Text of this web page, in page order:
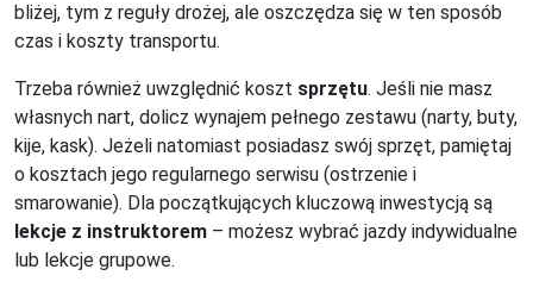
bliżej, tym z reguły drożej, ale oszczędza się w ten sposób
czas i koszty transportu.
Trzeba również uwzględnić koszt sprzętu. Jeśli nie masz
własnych nart, dolicz wynajem pełnego zestawu (narty, buty,
kije, kask). Jeżeli natomiast posiadasz swój sprzęt, pamiętaj
o kosztach jego regularnego serwisu (ostrzenie i
smarowanie). Dla początkujących kluczową inwestycją są
lekcje z instruktorem – możesz wybrać jazdy indywidualne
lub lekcje grupowe.